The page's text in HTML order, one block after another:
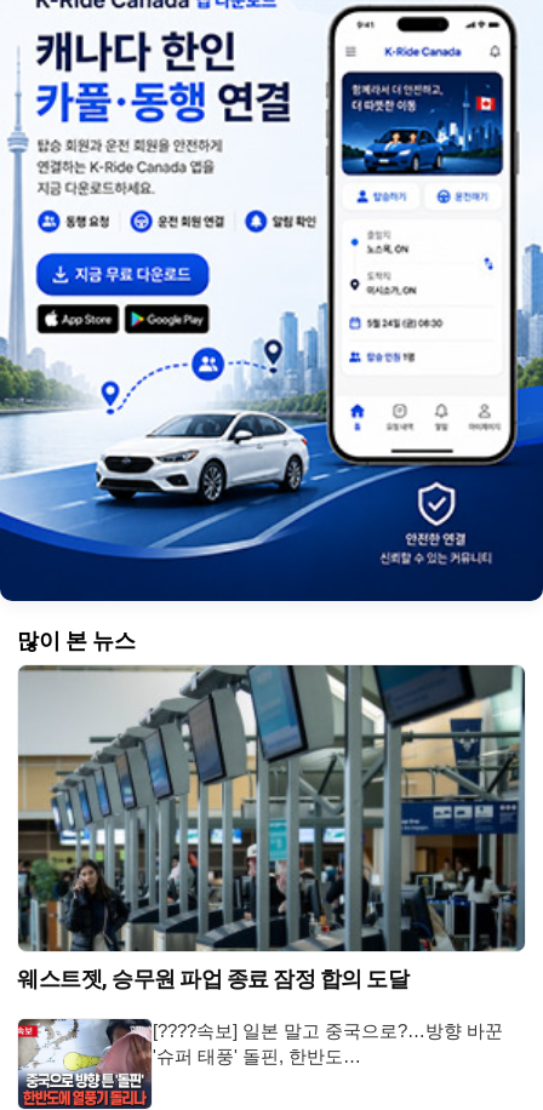
많이 본 뉴스
웨스트젯, 승무원 파업 종료 잠정 합의 도달
[????속보] 일본 말고 중국으로?…방향 바꾼
'슈퍼 태풍' 돌핀, 한반도…